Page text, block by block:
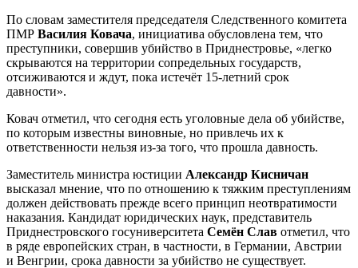
По словам заместителя председателя Следственного комитета
ПМР Василия Ковача, инициатива обусловлена тем, что
преступники, совершив убийство в Приднестровье, «легко
скрываются на территории сопредельных государств,
отсиживаются и ждут, пока истечёт 15-летний срок
давности».
Ковач отметил, что сегодня есть уголовные дела об убийстве,
по которым известны виновные, но привлечь их к
ответственности нельзя из-за того, что прошла давность.
Заместитель министра юстиции Александр Кисничан
высказал мнение, что по отношению к тяжким преступлениям
должен действовать прежде всего принцип неотвратимости
наказания. Кандидат юридических наук, представитель
Приднестровского госуниверситета Семён Слав отметил, что
в ряде европейских стран, в частности, в Германии, Австрии
и Венгрии, срока давности за убийство не существует.